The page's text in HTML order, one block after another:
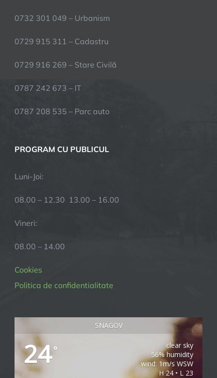
0732 301 049 – Urbanism
0729 915 311 – Cadastru
0729 916 269 – Stare Civilă
0787 242 673 – IT
0787 208 535 – Parc auto
PROGRAM CU PUBLICUL
Luni-Joi:
08.00 – 12.30 13.00 – 16.00
Vineri:
08.00 – 14.00
Cookies
Politica de confidentialitate
SNAGOV
24°
clear sky
56% humidity
wind: 1m/s WSW
H 24 • L 23